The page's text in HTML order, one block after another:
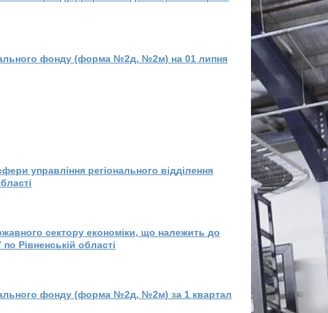
фонду (форма №2д. №2м) на 01 липня
управління регіонального відділення
сектору економіки, що належить до
Рівненській області
фонду (форма №2д, №2м) за 1 квартал